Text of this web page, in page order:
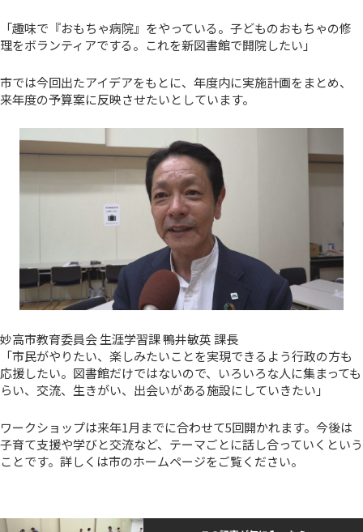
「趣味で『おもちゃ病院』をやっている。子どものおもちゃの修
理をボランティアでする。これを新図書館で開院したい」
市では今回出たアイデアをもとに、年度内に実施計画をまとめ、
来年度の予算案に反映させたいとしています。
妙高市教育委員会 生涯学習課 鴨井敏英 課長
「市民がやりたい、楽しみたいことを実現できるよう行政の方も
応援したい。図書館だけではないので、いろいろな人に集まっても
らい、交流、生きがい、出会いがある施設にしていきたい」
ワークショップは来年1月までに合わせて5回開かれます。今後は
子育て支援や学びと交流など、テーマごとに話し合っていくという
ことです。詳しくは市のホームページをご覧ください。